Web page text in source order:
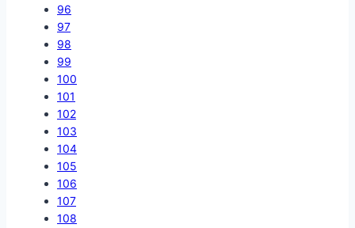
96
97
98
99
100
101
102
103
104
105
106
107
108